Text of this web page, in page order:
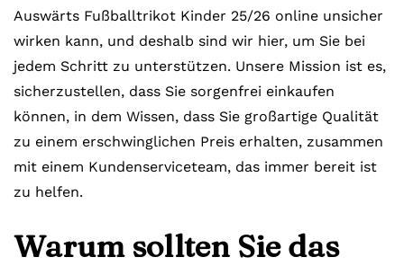
Auswärts Fußballtrikot Kinder 25/26 online unsicher
wirken kann, und deshalb sind wir hier, um Sie bei
jedem Schritt zu unterstützen. Unsere Mission ist es,
sicherzustellen, dass Sie sorgenfrei einkaufen
können, in dem Wissen, dass Sie großartige Qualität
zu einem erschwinglichen Preis erhalten, zusammen
mit einem Kundenserviceteam, das immer bereit ist
zu helfen.
Warum sollten Sie das